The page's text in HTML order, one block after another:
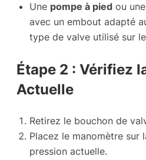
Une pompe à pied ou une
avec un embout adapté
type de valve utilisé sur
Étape 2 : Vérifiez
Actuelle
Retirez le bouchon de
Placez le manomètre sur
pression actuelle.